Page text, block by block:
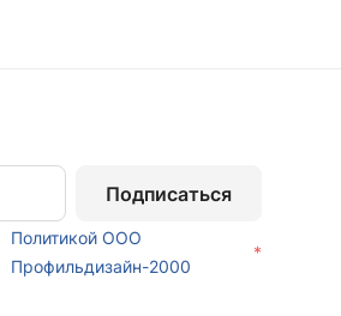
Подписаться
Политикой ООО
Профильдизайн-2000
*